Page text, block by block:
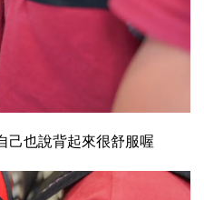
己也說背起來很舒服喔